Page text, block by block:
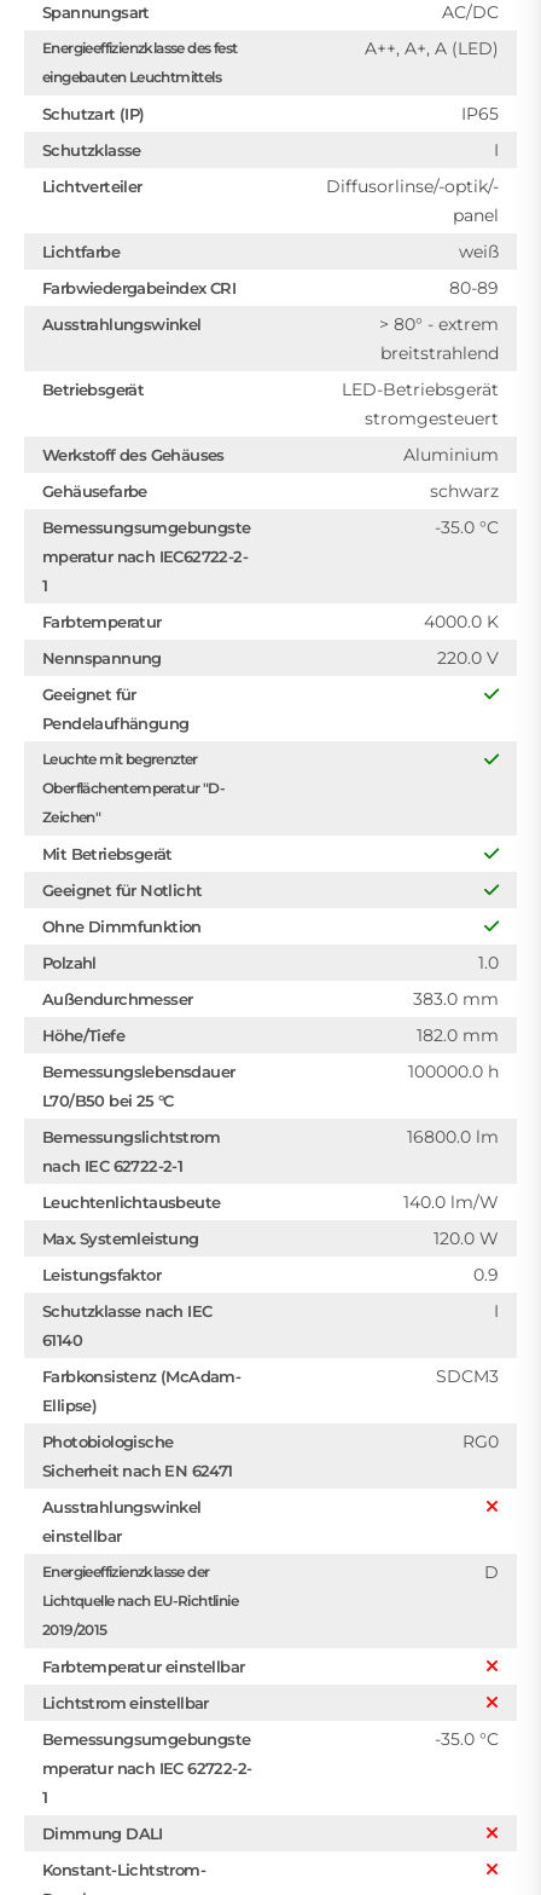
Spannungsart AC/DC
Energieeffizienzklasse des fest
eingebauten Leuchtmittels
A++, A+, A (LED)
Schutzart (IP) IP65
Schutzklasse I
Lichtverteiler
Diffusorlinse/-optik/-
panel
Lichtfarbe weiß
Farbwiedergabeindex CRI 80-89
Ausstrahlungswinkel
> 80° - extrem
breitstrahlend
Betriebsgerät
LED-Betriebsgerät
stromgesteuert
Werkstoff des Gehäuses Aluminium
Gehäusefarbe schwarz
Bemessungsumgebungste
mperatur nach IEC62722-2-
1
-35.0 °C
Farbtemperatur 4000.0 K
Nennspannung 220.0 V
Geeignet für
Pendelaufhängung
Leuchte mit begrenzter
Oberflächentemperatur "D-
Zeichen"
Mit Betriebsgerät
Geeignet für Notlicht
Ohne Dimmfunktion
Polzahl
1.0
Außendurchmesser 383.0 mm
Höhe/Tiefe 182.0 mm
Bemessungslebensdauer
L70/B50 bei 25 °C
100000.0 h
Bemessungslichtstrom
nach IEC 62722-2-1
16800.0 lm
Leuchtenlichtausbeute 140.0 lm/W
Max. Systemleistung 120.0 W
Leistungsfaktor 0.9
Schutzklasse nach IEC
61140
I
Farbkonsistenz (McAdam-
Ellipse)
SDCM3
Photobiologische
Sicherheit nach EN 62471
RG0
Ausstrahlungswinkel
einstellbar
Energieeffizienzklasse der
Lichtquelle nach EU-Richtlinie
2019/2015
D
Farbtemperatur einstellbar
Lichtstrom einstellbar
Bemessungsumgebungste
mperatur nach IEC 62722-2-
1
-35.0 °C
Dimmung DALI
Konstant-Lichtstrom-